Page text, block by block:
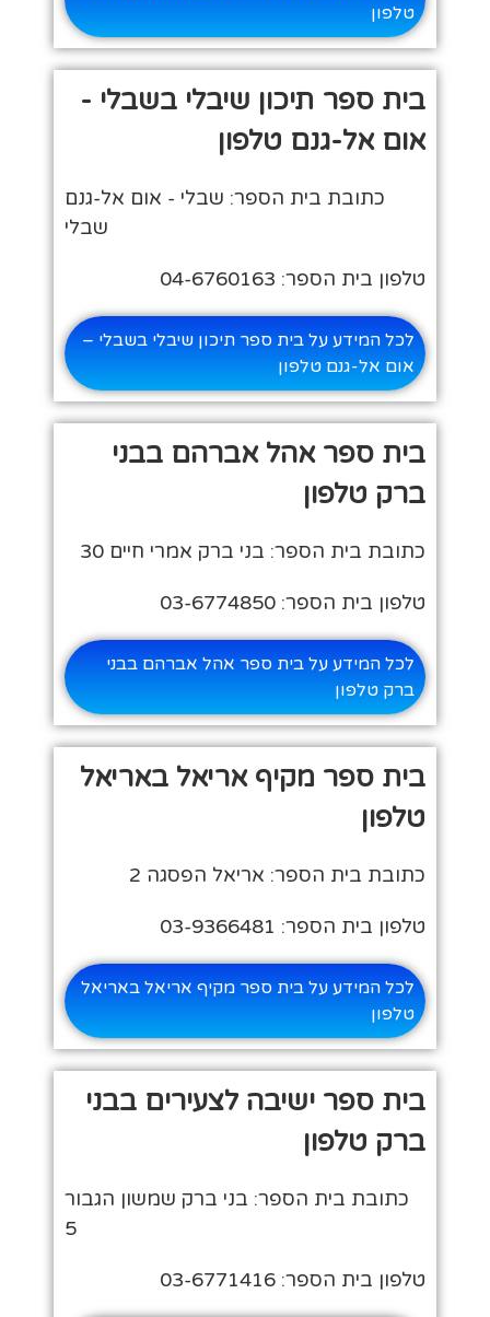
טלפון
בית ספר תיכון שיבלי בשבלי -
אום אל-גנם טלפון
כתובת בית הספר: שבלי - אום אל-גנם
שבלי
טלפון בית הספר: 04-6760163
לכל המידע על בית ספר תיכון שיבלי בשבלי –
אום אל-גנם טלפון
בית ספר אהל אברהם בבני
ברק טלפון
כתובת בית הספר: בני ברק אמרי חיים 30
טלפון בית הספר: 03-6774850
לכל המידע על בית ספר אהל אברהם בבני
ברק טלפון
בית ספר מקיף אריאל באריאל
טלפון
כתובת בית הספר: אריאל הפסגה 2
טלפון בית הספר: 03-9366481
לכל המידע על בית ספר מקיף אריאל באריאל
טלפון
בית ספר ישיבה לצעירים בבני
ברק טלפון
כתובת בית הספר: בני ברק שמשון הגבור
5
טלפון בית הספר: 03-6771416